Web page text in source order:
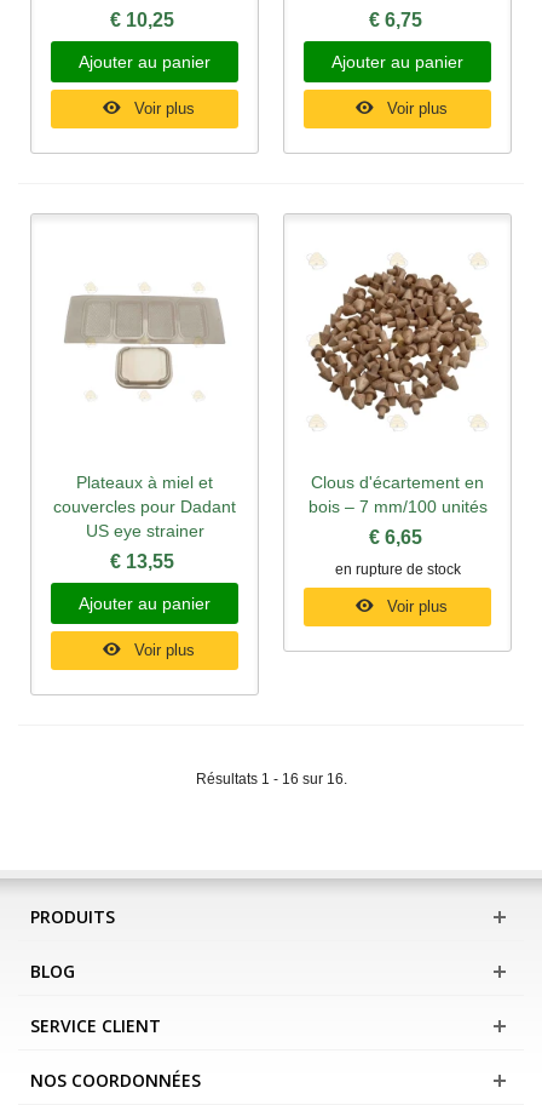
€ 10,25
Ajouter au panier
Voir plus
€ 6,75
Ajouter au panier
Voir plus
Plateaux à miel et
couvercles pour Dadant
US eye strainer
€ 13,55
Ajouter au panier
Voir plus
Clous d'écartement en
bois – 7 mm/100 unités
€ 6,65
en rupture de stock
Voir plus
Résultats 1 - 16 sur 16.
PRODUITS
BLOG
SERVICE CLIENT
NOS COORDONNÉES